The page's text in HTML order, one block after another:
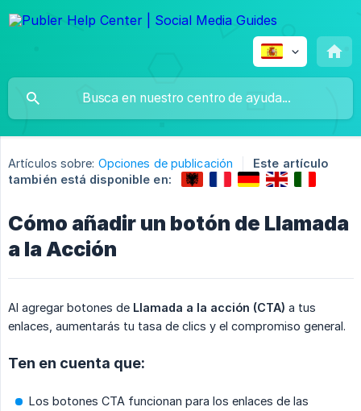
Artículos sobre: Opciones de publicación
Este artículo
también está disponible en:
Cómo añadir un botón de Llamada
a la Acción
Al agregar botones de Llamada a la acción (CTA) a tus
enlaces, aumentarás tu tasa de clics y el compromiso general.
Ten en cuenta que:
Los botones CTA funcionan para los enlaces de las